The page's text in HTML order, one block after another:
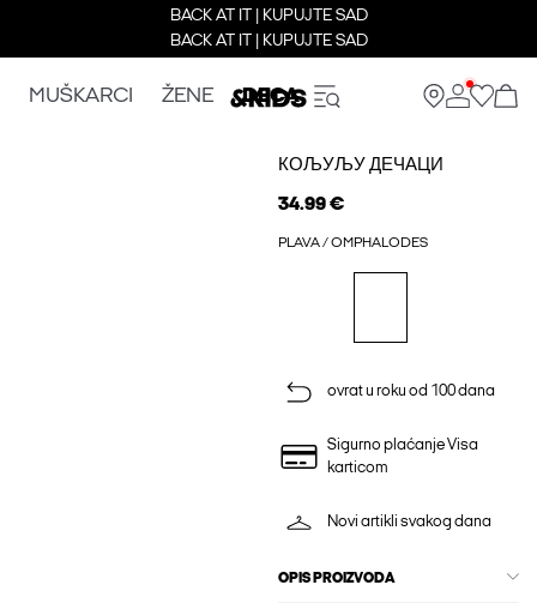
BACK AT IT | KUPUJTE SAD
BACK AT IT | KUPUJTE SAD
MUŠKARCI ŽENE DECA
КОЉУЉУ ДЕЧАЦИ
34.99 €
PLAVA / OMPHALODES
ovrat u roku od 100 dana
Sigurno plaćanje Visa
karticom
Novi artikli svakog dana
OPIS PROIZVODA